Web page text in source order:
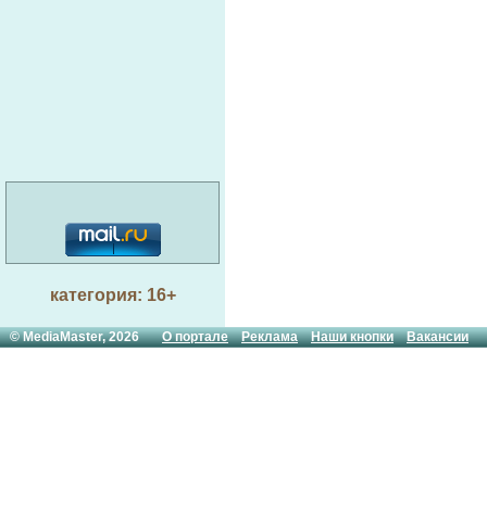
категория: 16+
© MediaMaster, 2026О портале Реклама Наши кнопки Вакансии